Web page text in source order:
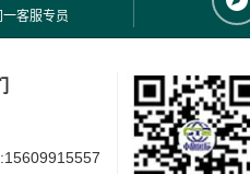
一客服专员